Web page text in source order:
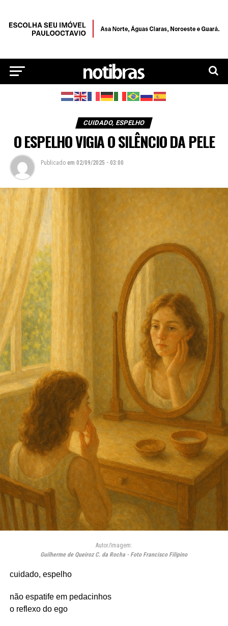
CUIDADO, ESPELHO
O ESPELHO VIGIA O SILÊNCIO DA PELE
Publicado em 02/09/2025 - 03:00
Autor/Imagem:
Guilherme de Queiroz C. da Rocha - Foto Francisco Filipino
cuidado, espelho
não espatife em pedacinhos
o reflexo do ego